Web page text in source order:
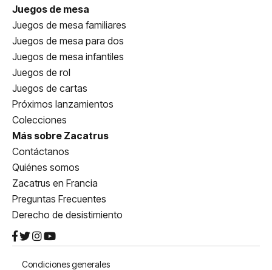
Juegos de mesa
Juegos de mesa familiares
Juegos de mesa para dos
Juegos de mesa infantiles
Juegos de rol
Juegos de cartas
Próximos lanzamientos
Colecciones
Más sobre Zacatrus
Contáctanos
Quiénes somos
Zacatrus en Francia
Preguntas Frecuentes
Derecho de desistimiento
Condiciones generales